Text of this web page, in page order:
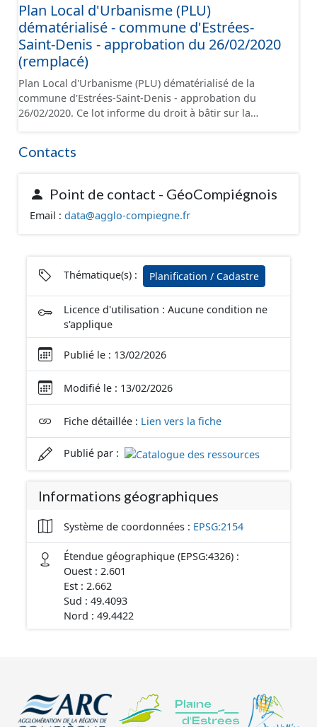
prescriptions nationales du CNIG et contient les pièces
administratives, le rapport de présentation, le PADD, le
règlement, les annexes, les orientations
d'aménagement et les données géographiques. Malgré
l'attention portée à la création de ces données, il est
rappelé que seuls les documents papier font foi et sont
opposables d'un point de vue juridique.
Plan Local d'Urbanisme (PLU)
dématérialisé - commune d'Estrées-
Saint-Denis - approbation du 26/02/2020
(remplacé)
Plan Local d'Urbanisme (PLU) dématérialisé de la
commune d'Estrées-Saint-Denis - approbation du
26/02/2020. Ce lot informe du droit à bâtir sur la
nationales du CNIG et contient les pièces
règlement, les annexes, les orientations
d'aménagement et les données géographiques. Malgré
l'attention portée à la création de ces données, il est
Contacts
Point de contact - GéoCompiégnois
Email : data@agglo-compiegne.fr
Thématique(s) : Planification / Cadastre
Licence d'utilisation : Aucune condition ne
s'applique
Publié le : 13/02/2026
Modifié le : 13/02/2026
Fiche détaillée : Lien vers la fiche
Publié par :
Informations géographiques
Système de coordonnées : EPSG:2154
Étendue géographique (EPSG:4326) :
Ouest : 2.601
Est : 2.662
Sud : 49.4093
Nord : 49.4422